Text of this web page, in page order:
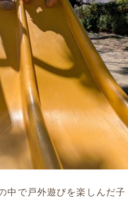
中で戸外遊びを楽しんだ子